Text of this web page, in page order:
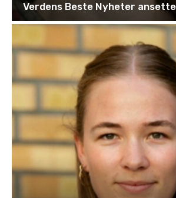
Verdens Beste Nyheter